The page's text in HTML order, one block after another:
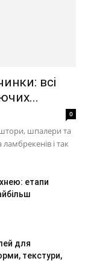
всі
0
шпалери та
і так
етапи
для
текстури,